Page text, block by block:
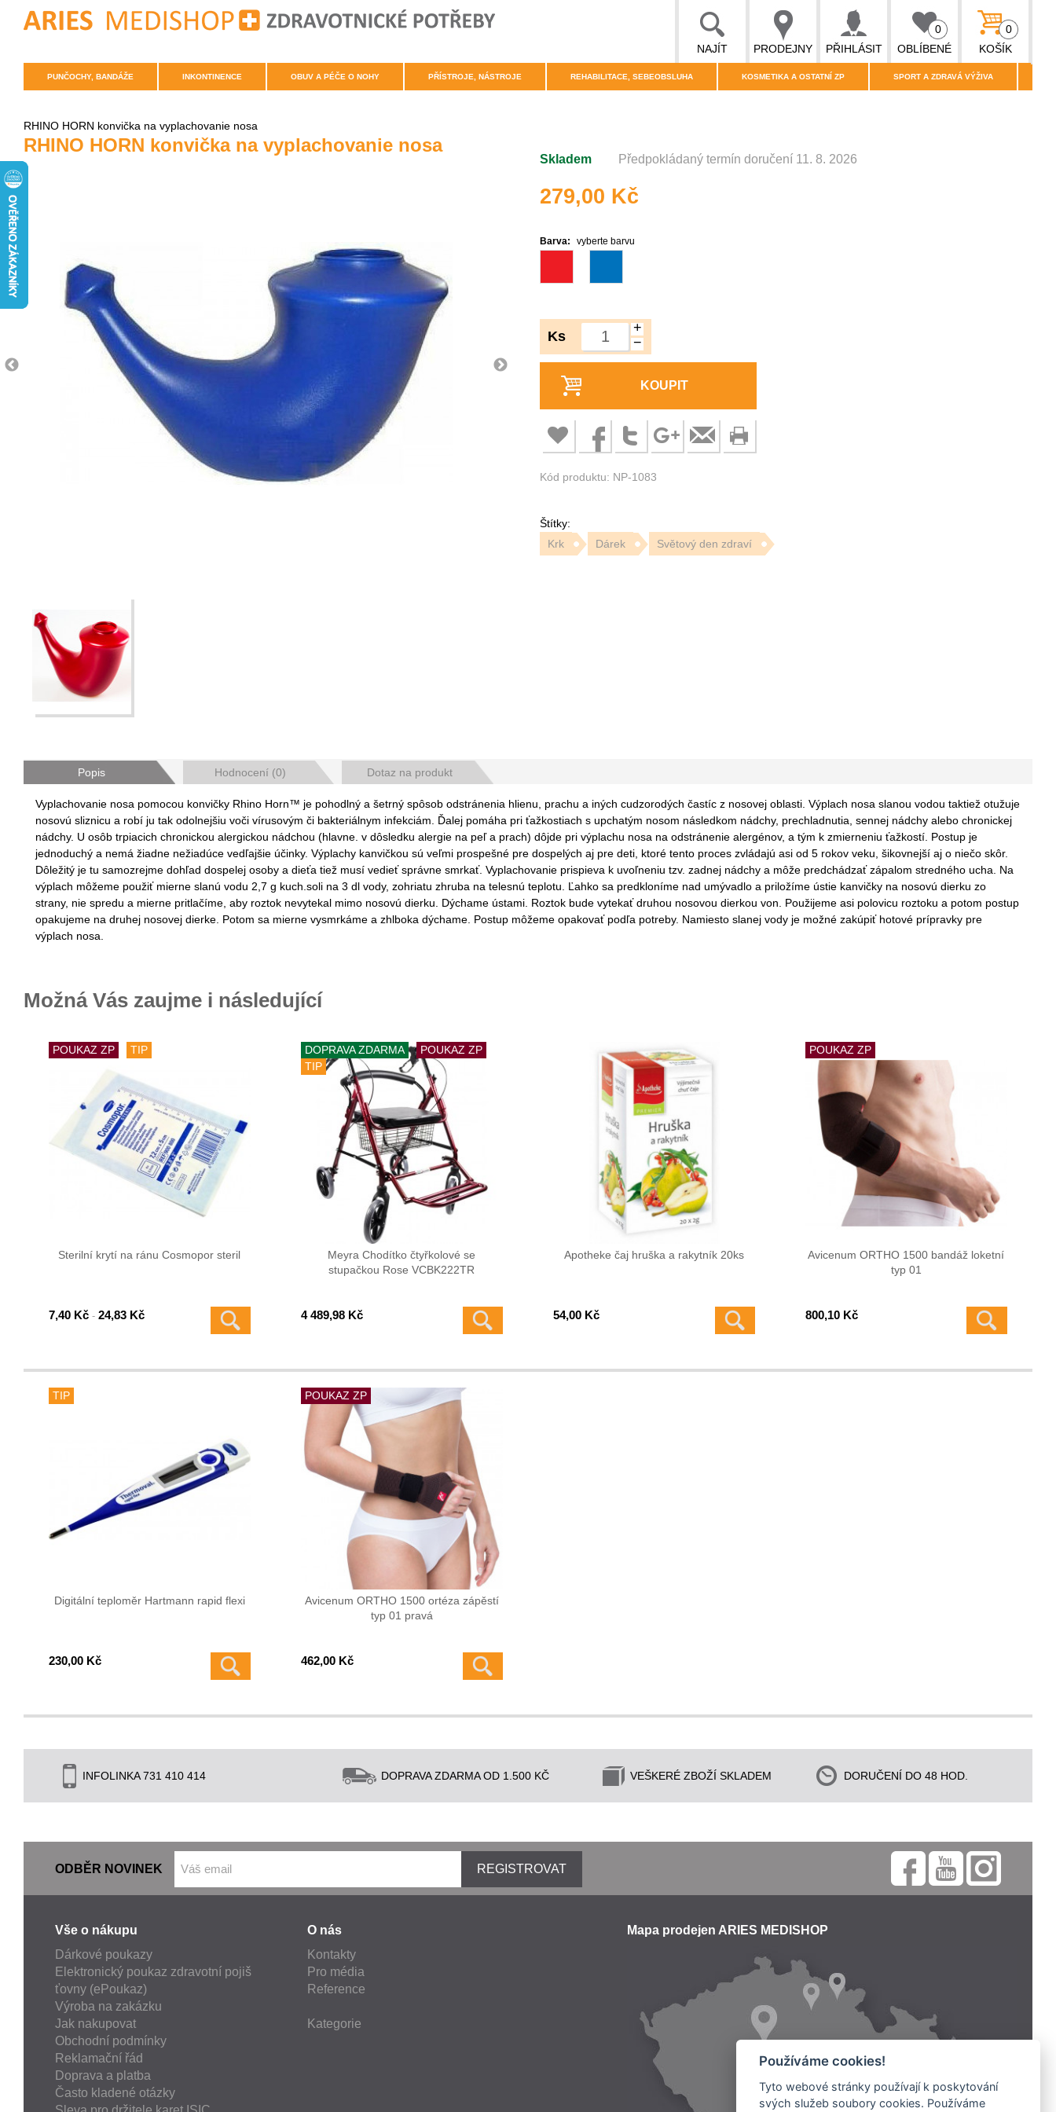
NAJÍT PRODEJNY PŘIHLÁSIT OBLÍBENÉ
0
KOŠÍK
0
PUNČOCHY, BANDÁŽE INKONTINENCE OBUV A PÉČE O NOHY PŘÍSTROJE, NÁSTROJE REHABILITACE, SEBEOBSLUHA KOSMETIKA A OSTATNÍ ZP SPORT A ZDRAVÁ VÝŽIVA
RHINO HORN konvička na vyplachovanie nosa
RHINO HORN konvička na vyplachovanie nosa
Skladem Předpokládaný termín doručení 11. 8. 2026
279,00 Kč
Barva: vyberte barvu
Ks
+
−
KOUPIT
Kód produktu: NP-1083
Štítky:
Krk
Dárek Světový den zdraví
Popis Hodnocení (0) Dotaz na produkt
Vyplachovanie nosa pomocou konvičky Rhino Horn™ je pohodlný a šetrný spôsob odstránenia hlienu, prachu a iných cudzorodých častíc z nosovej oblasti. Výplach nosa slanou vodou taktiež otužuje
nosovú sliznicu a robí ju tak odolnejšiu voči vírusovým či bakteriálnym infekciám. Ďalej pomáha pri ťažkostiach s upchatým nosom následkom nádchy, prechladnutia, sennej nádchy alebo chronickej
nádchy. U osôb trpiacich chronickou alergickou nádchou (hlavne. v dôsledku alergie na peľ a prach) dôjde pri výplachu nosa na odstránenie alergénov, a tým k zmierneniu ťažkostí. Postup je
jednoduchý a nemá žiadne nežiadúce vedľajšie účinky. Výplachy kanvičkou sú veľmi prospešné pre dospelých aj pre deti, ktoré tento proces zvládajú asi od 5 rokov veku, šikovnejší aj o niečo skôr.
Dôležitý je tu samozrejme dohľad dospelej osoby a dieťa tiež musí vedieť správne smrkať. Vyplachovanie prispieva k uvoľneniu tzv. zadnej nádchy a môže predchádzať zápalom stredného ucha. Na
výplach môžeme použiť mierne slanú vodu 2,7 g kuch.soli na 3 dl vody, zohriatu zhruba na telesnú teplotu. Ľahko sa predkloníme nad umývadlo a priložíme ústie kanvičky na nosovú dierku zo
strany, nie spredu a mierne pritlačíme, aby roztok nevytekal mimo nosovú dierku. Dýchame ústami. Roztok bude vytekať druhou nosovou dierkou von. Použijeme asi polovicu roztoku a potom postup
opakujeme na druhej nosovej dierke. Potom sa mierne vysmrkáme a zhlboka dýchame. Postup môžeme opakovať podľa potreby. Namiesto slanej vody je možné zakúpiť hotové prípravky pre
výplach nosa.
Možná Vás zaujme i následující
POUKAZ ZP TIP
Sterilní krytí na ránu Cosmopor steril
7,40 Kč -24,83 Kč
DOPRAVA ZDARMA
POUKAZ ZP
TIP
Meyra Chodítko čtyřkolové se
stupačkou Rose VCBK222TR
4 489,98 Kč
Apotheke čaj hruška a rakytník 20ks
54,00 Kč
POUKAZ ZP
Avicenum ORTHO 1500 bandáž loketní
typ 01
800,10 Kč
TIP
Digitální teploměr Hartmann rapid flexi
230,00 Kč
POUKAZ ZP
Avicenum ORTHO 1500 ortéza zápěstí
typ 01 pravá
462,00 Kč
INFOLINKA 731 410 414 DOPRAVA ZDARMA OD 1.500 KČ VEŠKERÉ ZBOŽÍ SKLADEM DORUČENÍ DO 48 HOD.
ODBĚR NOVINEK REGISTROVAT
Vše o nákupu
Dárkové poukazy
Elektronický poukaz zdravotní pojiš
ťovny (ePoukaz)
Výroba na zakázku
Jak nakupovat
Obchodní podmínky
Reklamační řád
Doprava a platba
Často kladené otázky
O nás
Kontakty
Pro média
Reference
Kategorie
Mapa prodejen ARIES MEDISHOP
Používáme cookies!
Tyto webové stránky používají k poskytování
svých služeb soubory cookies. Používáme